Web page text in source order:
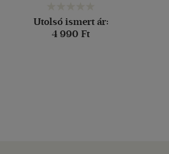
Utolsó ismert ár:
4 990 Ft